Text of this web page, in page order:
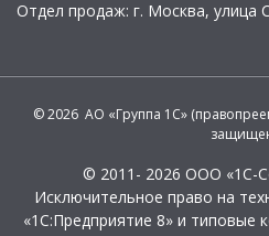
Отдел продаж: г. Москва, улица
© 2026 АО «Группа 1С»
© 2011- 2026 ООО «1С-
Исключительное право на
«1С:Предприятие 8» и типовые